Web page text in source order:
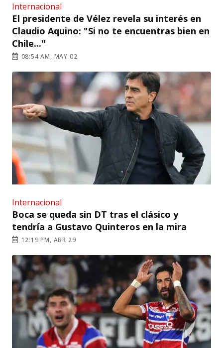
Internacional
El presidente de Vélez revela su interés en
Claudio Aquino: "Si no te encuentras bien en
Chile..."
08:54 AM, MAY 02
Internacional
Boca se queda sin DT tras el clásico y
tendría a Gustavo Quinteros en la mira
12:19 PM, ABR 29